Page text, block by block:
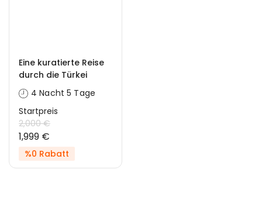
Eine kuratierte Reise
durch die Türkei
4 Nacht 5 Tage
Startpreis
2,000 €
1,999 €
%0 Rabatt